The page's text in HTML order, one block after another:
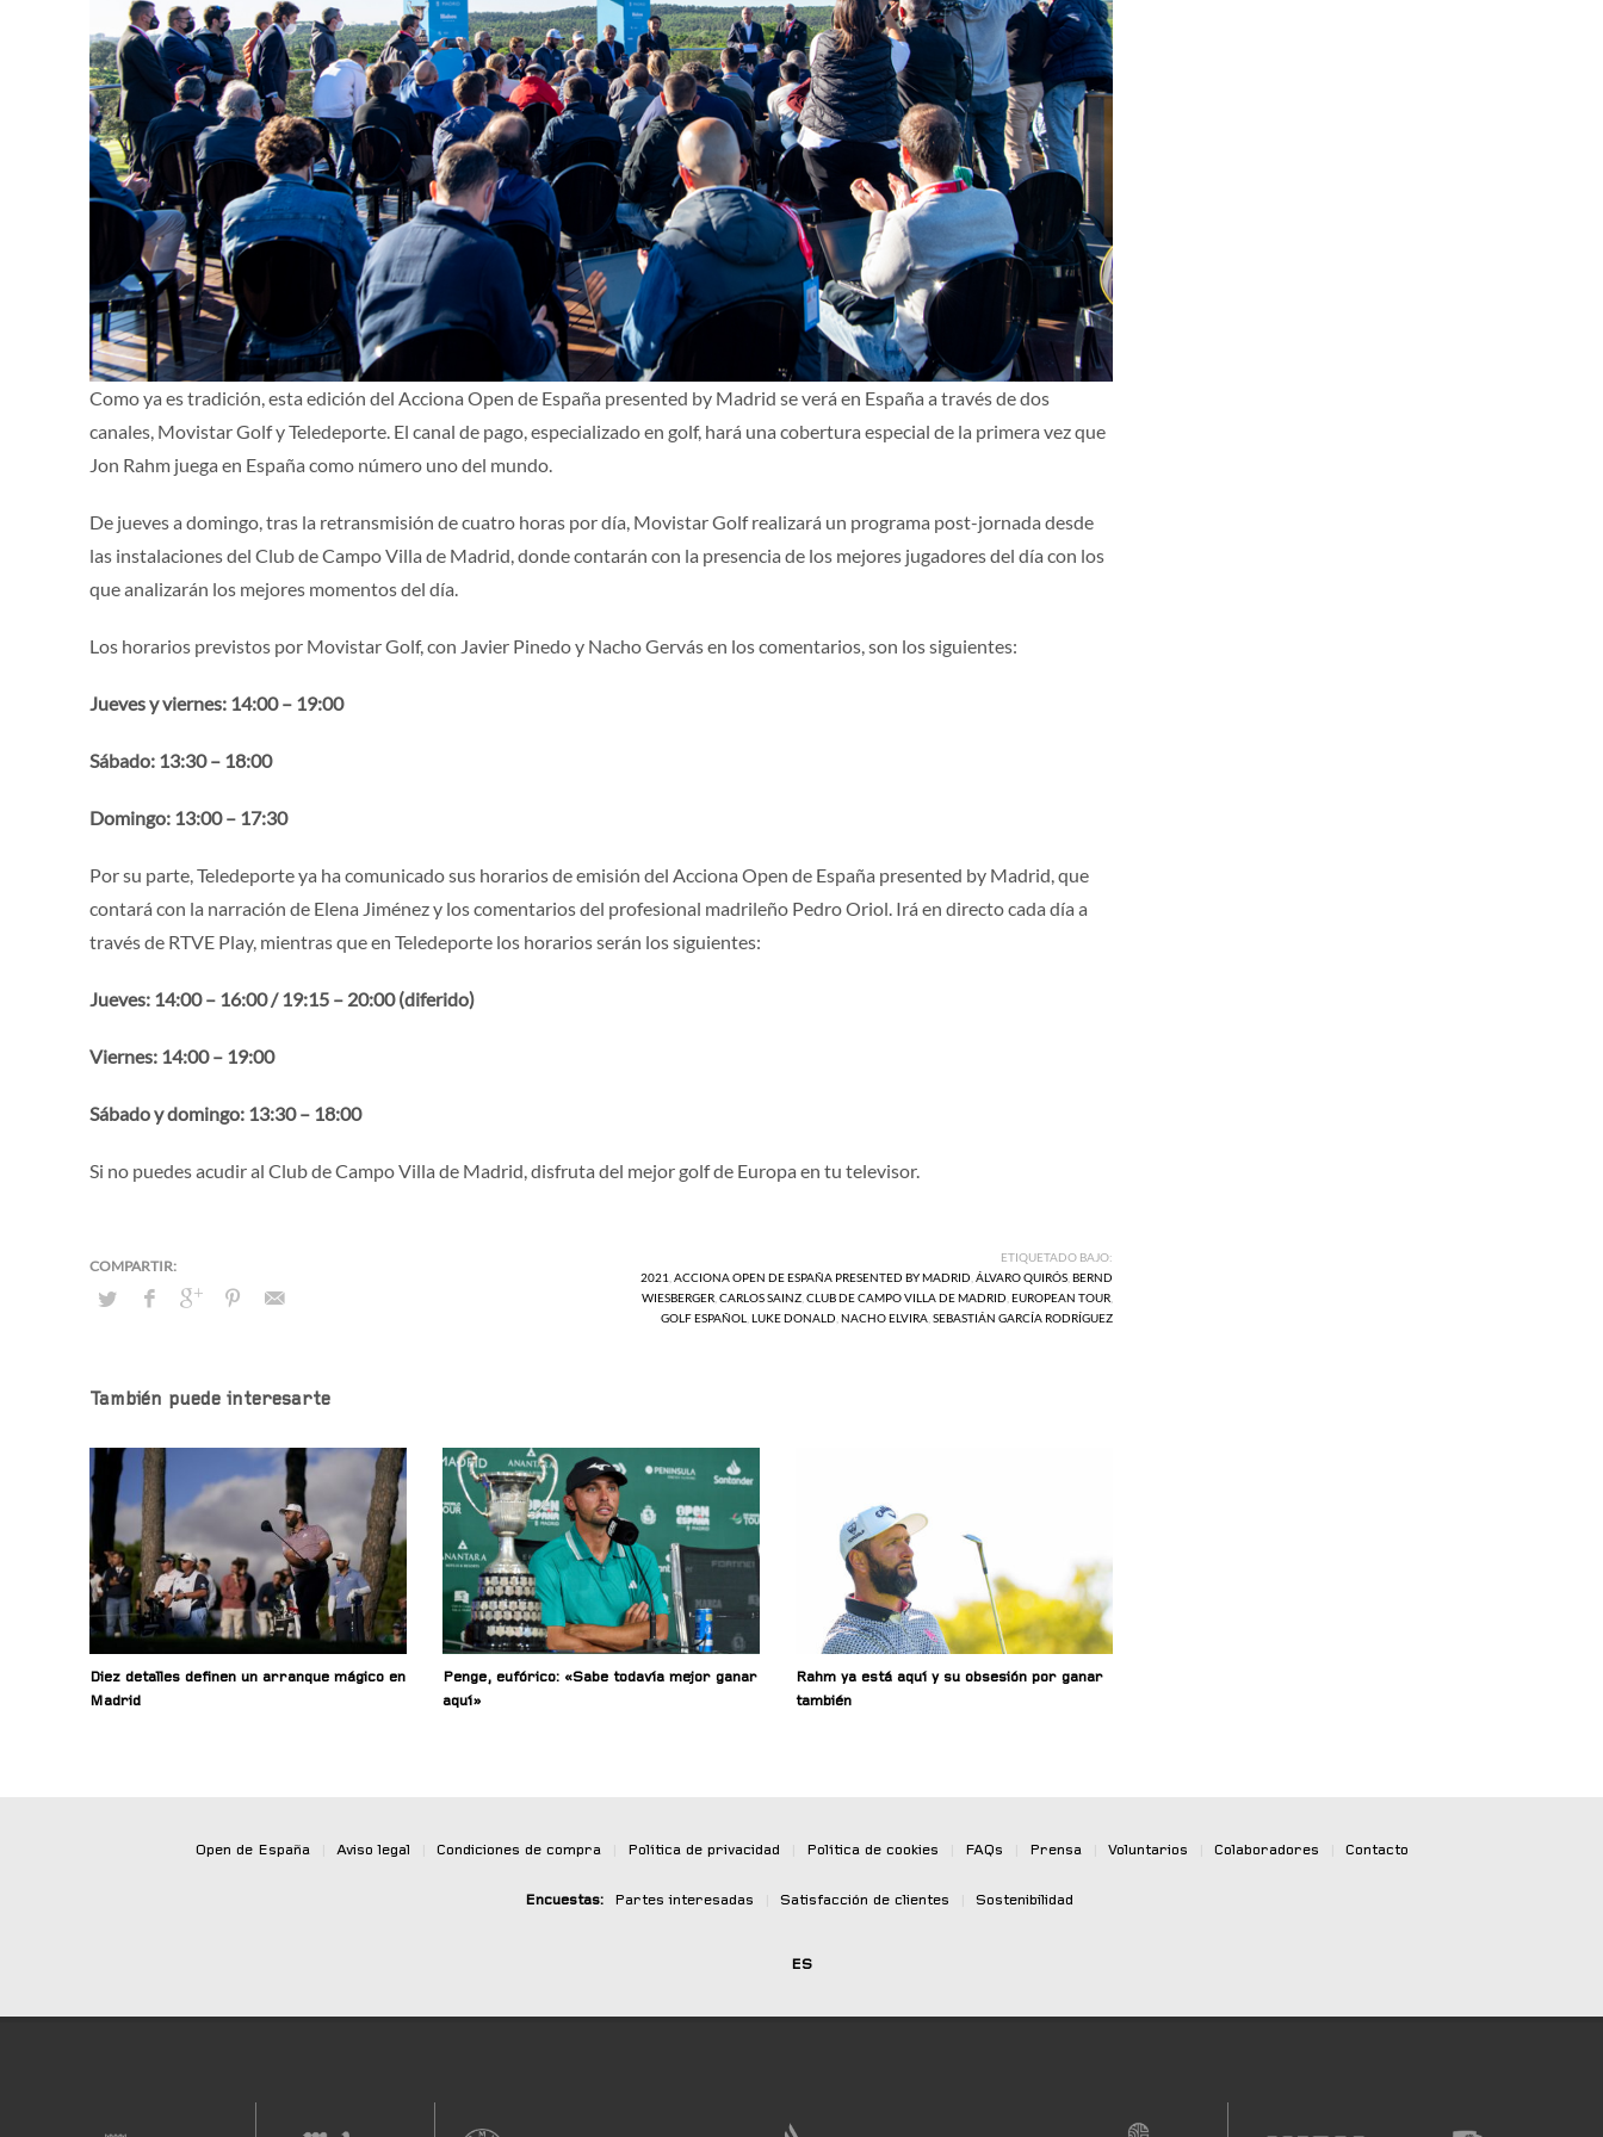
ES
Como ya es tradición, esta edición del Acciona Open de España presented by Madrid se verá en España a través de dos
canales, Movistar Golf y Teledeporte. El canal de pago, especializado en golf, hará una cobertura especial de la primera vez que
Jon Rahm juega en España como número uno del mundo.
De jueves a domingo, tras la retransmisión de cuatro horas por día, Movistar Golf realizará un programa post-jornada desde
las instalaciones del Club de Campo Villa de Madrid, donde contarán con la presencia de los mejores jugadores del día con los
que analizarán los mejores momentos del día.
Los horarios previstos por Movistar Golf, con Javier Pinedo y Nacho Gervás en los comentarios, son los siguientes:
Jueves y viernes: 14:00 – 19:00
Sábado: 13:30 – 18:00
Domingo: 13:00 – 17:30
Por su parte, Teledeporte ya ha comunicado sus horarios de emisión del Acciona Open de España presented by Madrid, que
contará con la narración de Elena Jiménez y los comentarios del profesional madrileño Pedro Oriol. Irá en directo cada día a
través de RTVE Play, mientras que en Teledeporte los horarios serán los siguientes:
Jueves: 14:00 – 16:00 / 19:15 – 20:00 (diferido)
Viernes: 14:00 – 19:00
Sábado y domingo: 13:30 – 18:00
Si no puedes acudir al Club de Campo Villa de Madrid, disfruta del mejor golf de Europa en tu televisor.
ETIQUETADO BAJO:
2021 ACCIONA OPEN DE ESPAÑA PRESENTED BY MADRID ÁLVARO QUIRÓS BERND
WIESBERGER CARLOS SAINZ CLUB DE CAMPO VILLA DE MADRID EUROPEAN TOUR
GOLF ESPAÑOL LUKE DONALD NACHO ELVIRA SEBASTIÁN GARCÍA RODRÍGUEZ
También puede interesarte
Diez detalles definen un arranque mágico en
Madrid
Penge, eufórico: «Sabe todavía mejor ganar
aquí»
Rahm ya está aquí y su obsesión por ganar
también
Open de España Aviso legal Condiciones de compra Política de privacidad Política de cookies FAQs Prensa Voluntarios Colaboradores Contacto
Encuestas: Partes interesadas Satisfacción de clientes Sostenibilidad
ES